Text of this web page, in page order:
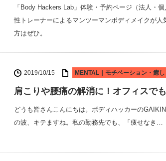
「Body Hackers Lab」体験・予約ページ（法人・
性トレーナーによるマンツーマンボディメイクが
方はぜひ。
2019/10/15 MENTAL｜モチベーション・癒し
肩こりや腰痛の解消に！オフィスで
どうも皆さんこんにちは。ボディハッカーの
の波、キテますね。私の勤務先でも、「痩せなき…